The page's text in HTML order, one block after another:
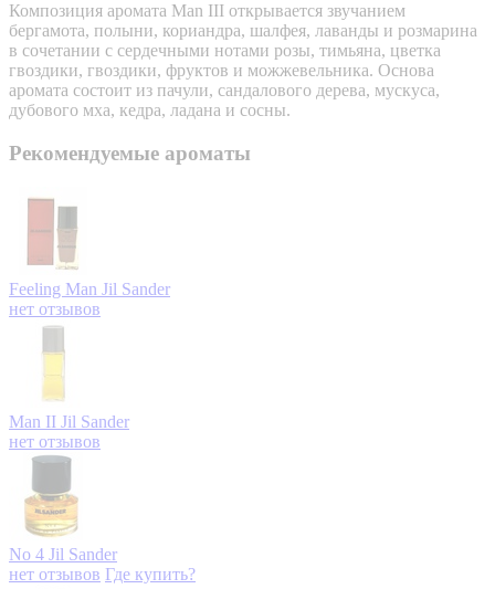
Композиция аромата Man III открывается звучанием
бергамота, полыни, кориандра, шалфея, лаванды и розмарина
в сочетании с сердечными нотами розы, тимьяна, цветка
гвоздики, гвоздики, фруктов и можжевельника. Основа
аромата состоит из пачули, сандалового дерева, мускуса,
дубового мха, кедра, ладана и сосны.
Рекомендуемые ароматы
Feeling Man Jil Sander
нет отзывов
Man II Jil Sander
нет отзывов
No 4 Jil Sander
нет отзывов Где купить?